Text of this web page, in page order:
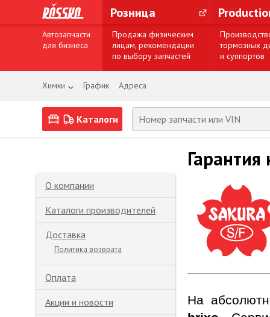
Розница
Автозапчасти
для бизнеса
Продажа физическим
лицам, рекомендации
по выбору запчастей
тормозных
и суппортов
Химки График Адреса
Каталоги
О компании
Каталоги производителей
Доставка
Политика возврата
Оплата
Акции и новости
Гарантия
На